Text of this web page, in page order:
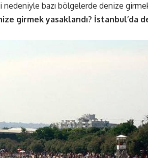
nedeniyle bazı bölgelerde denize
girmek yasaklandı? İstanbul’da